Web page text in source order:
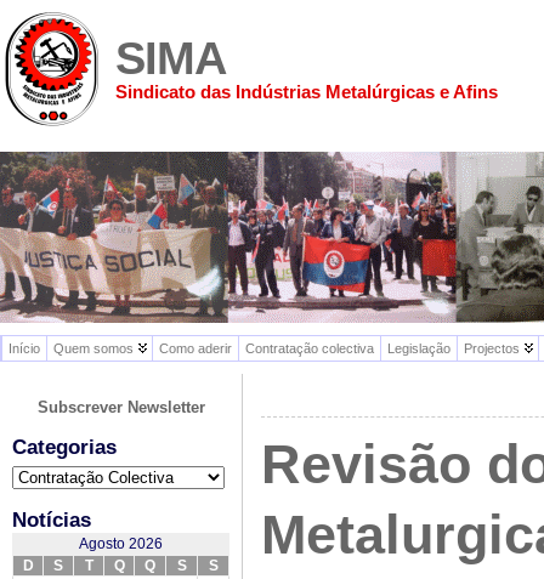
SIMA
Sindicato das Indústrias Metalúrgicas e Afins
Início Quem somos Como aderir Contratação colectiva Legislação Projectos
Subscrever Newsletter
Categorias
Categorias
Notícias
Agosto 2026
D
S T Q Q S
S
Revisão